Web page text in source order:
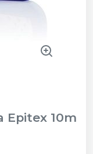
Epitex 10m